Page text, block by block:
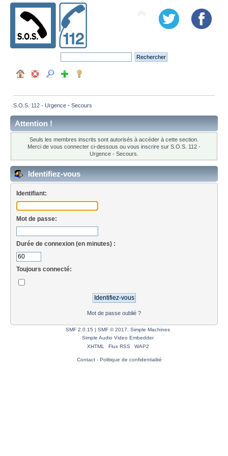
S.O.S. 112 - Urgence - Secours
Attention !
Seuls les membres inscrits sont autorisés à accéder à cette section.
Merci de vous connecter ci-dessous ou vous inscrire sur S.O.S. 112 -
Urgence - Secours.
Identifiez-vous
Identifiant:
Mot de passe:
Durée de connexion (en minutes) :
Toujours connecté:
Mot de passe oublié ?
SMF 2.0.15 | SMF © 2017
Simple Machines
Simple Audio Video Embedder
XHTML
Flux RSS WAP2
Contact- Politique de confidentialité